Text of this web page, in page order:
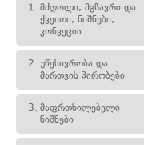
1. მძღოლი, მგზავრი და
ქვეითი, ნიშნები,
კონვეცია
2. უწესივრობა და
მართვის პირობები
3. მაფრთხილებელი
ნიშნები